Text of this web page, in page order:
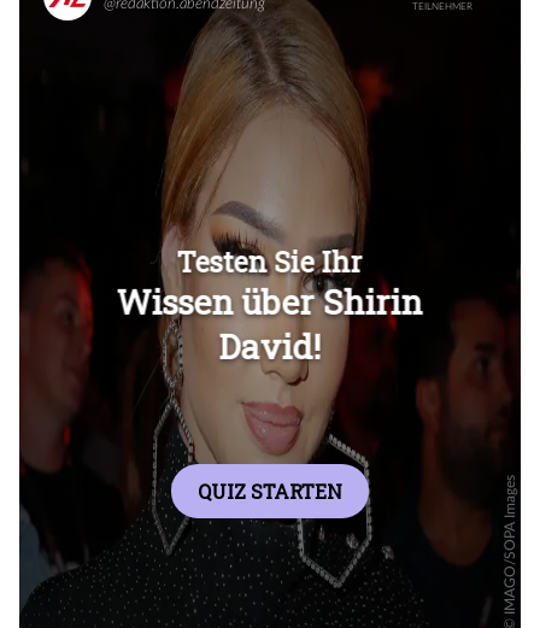
Überspringen
Überspringen